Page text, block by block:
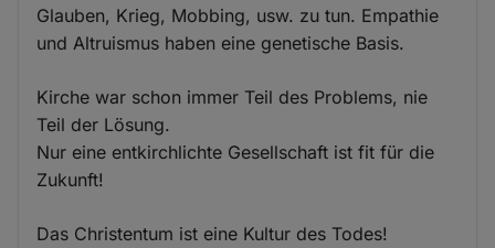
Glauben, Krieg, Mobbing, usw. zu tun. Empathie
und Altruismus haben eine genetische Basis.
Kirche war schon immer Teil des Problems, nie
Teil der Lösung.
Nur eine entkirchlichte Gesellschaft ist fit für die
Zukunft!
Das Christentum ist eine Kultur des Todes!